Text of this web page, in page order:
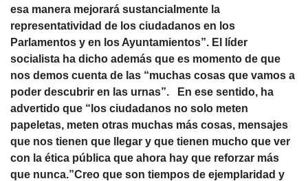
esa manera mejorará sustancialmente la
representatividad de los ciudadanos en los
Parlamentos y en los Ayuntamientos”. El líder
socialista ha dicho además que es momento de que
nos demos cuenta de las “muchas cosas que vamos a
poder descubrir en las urnas”. En ese sentido, ha
advertido que “los ciudadanos no solo meten
papeletas, meten otras muchas más cosas, mensajes
que nos tienen que llegar y que tienen mucho que ver
con la ética pública que ahora hay que reforzar más
que nunca.”Creo que son tiempos de ejemplaridad y